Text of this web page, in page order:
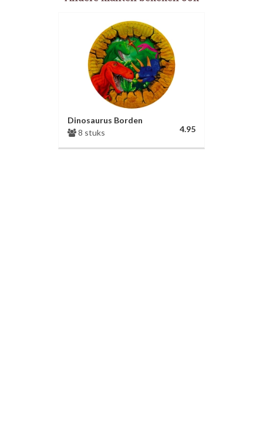
Dinosaurus Borden
8 stuks
4.95